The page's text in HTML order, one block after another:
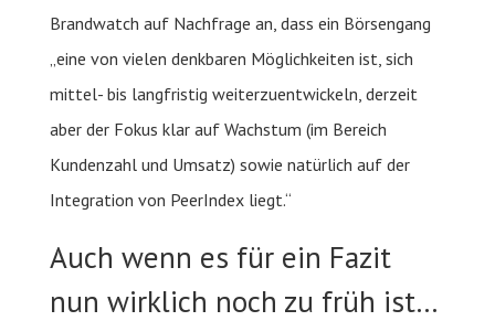
Brandwatch auf Nachfrage an, dass ein Börsengang
„eine von vielen denkbaren Möglichkeiten ist, sich
mittel- bis langfristig weiterzuentwickeln, derzeit
aber der Fokus klar auf Wachstum (im Bereich
Kundenzahl und Umsatz) sowie natürlich auf der
Integration von PeerIndex liegt.“
Auch wenn es für ein Fazit
nun wirklich noch zu früh ist…